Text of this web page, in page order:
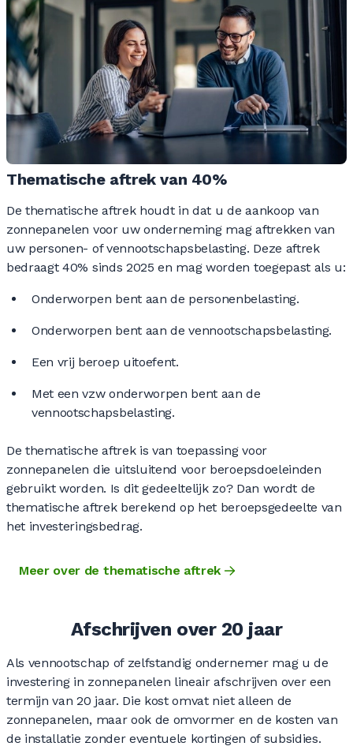
Thematische aftrek van 40%
De thematische aftrek houdt in dat u de aankoop van
zonnepanelen voor uw onderneming mag aftrekken van
uw personen- of vennootschapsbelasting. Deze aftrek
bedraagt 40% sinds 2025 en mag worden toegepast als u:
Onderworpen bent aan de personenbelasting.
Onderworpen bent aan de vennootschapsbelasting.
Een vrij beroep uitoefent.
Met een vzw onderworpen bent aan de
vennootschapsbelasting.
De thematische aftrek is van toepassing voor
zonnepanelen die uitsluitend voor beroepsdoeleinden
gebruikt worden. Is dit gedeeltelijk zo? Dan wordt de
thematische aftrek berekend op het beroepsgedeelte van
het investeringsbedrag.
Meer over de thematische aftrek
Afschrijven over 20 jaar
Als vennootschap of zelfstandig ondernemer mag u de
investering in zonnepanelen lineair afschrijven over een
termijn van 20 jaar. Die kost omvat niet alleen de
zonnepanelen, maar ook de omvormer en de kosten van
de installatie zonder eventuele kortingen of subsidies.